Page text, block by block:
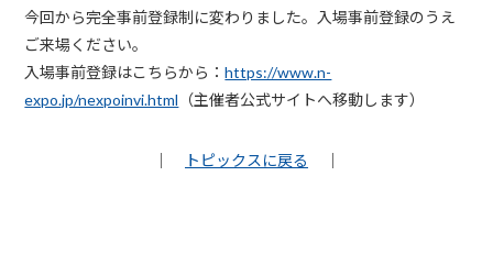
今回から完全事前登録制に変わりました。入場事前登録のうえ
ご来場ください。
入場事前登録はこちらから：https://www.n-
expo.jp/nexpoinvi.html （主催者公式サイトへ移動します）
トピックスに戻る